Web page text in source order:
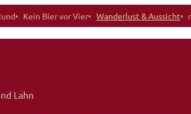
Kein Bier vor Vier Wanderlust & Aussicht
Lahn